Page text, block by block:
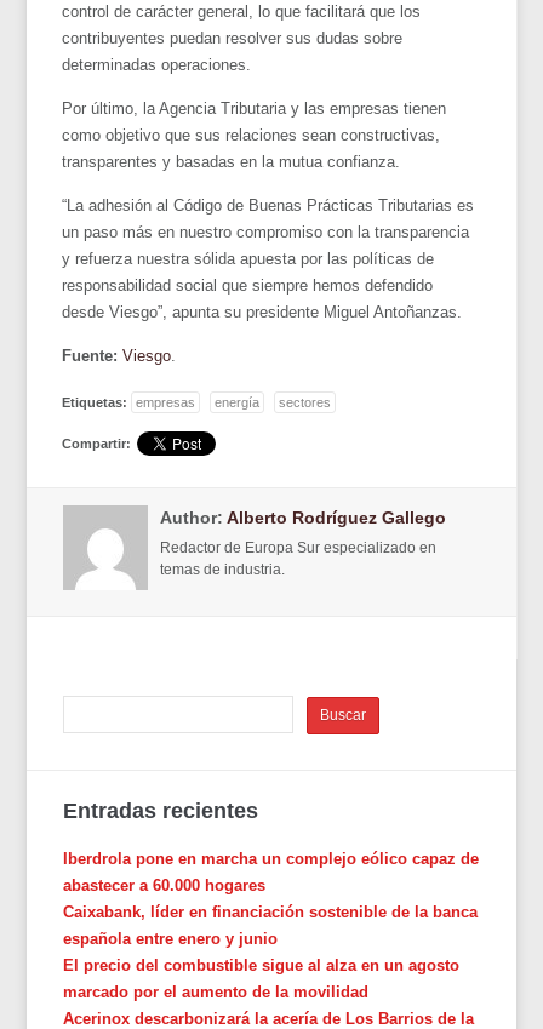
control de carácter general, lo que facilitará que los
contribuyentes puedan resolver sus dudas sobre
determinadas operaciones.
Por último, la Agencia Tributaria y las empresas tienen
como objetivo que sus relaciones sean constructivas,
transparentes y basadas en la mutua confianza.
“La adhesión al Código de Buenas Prácticas Tributarias es
un paso más en nuestro compromiso con la transparencia
y refuerza nuestra sólida apuesta por las políticas de
responsabilidad social que siempre hemos defendido
desde Viesgo”, apunta su presidente Miguel Antoñanzas.
Fuente: Viesgo
Etiquetas: empresas energía sectores
Compartir:
Author:Alberto Rodríguez Gallego
Redactor de Europa Sur especializado en
temas de industria.
Entradas recientes
Iberdrola pone en marcha un complejo eólico capaz de
abastecer a 60.000 hogares
Caixabank, líder en financiación sostenible de la banca
española entre enero y junio
El precio del combustible sigue al alza en un agosto
marcado por el aumento de la movilidad
Acerinox descarbonizará la acería de Los Barrios de la